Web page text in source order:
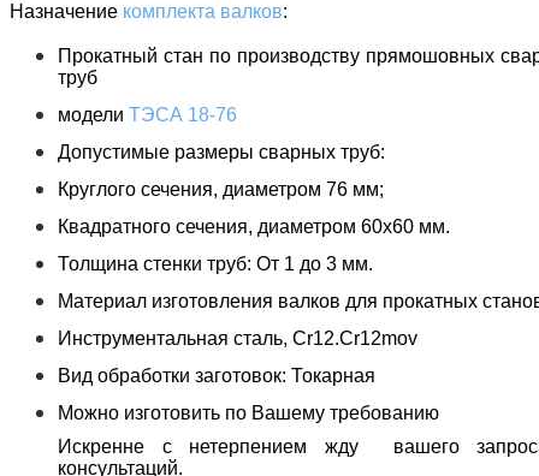
Назначение комплекта валков:
Прокатный стан по производству прямошовных
труб
модели ТЭСА 18-76
Допустимые размеры сварных труб:
Круглого сечения, диаметром 76 мм;
Квадратного сечения, диаметром 60х60 мм.
Толщина стенки труб: От 1 до 3 мм.
Материал изготовления валков для прокатных
Инструментальная сталь, Сr12.Сr12mov
Вид обработки заготовок: Токарная
Можно изготовить по Вашему требованию
Искренне с нетерпением жду вашего
консультаций.